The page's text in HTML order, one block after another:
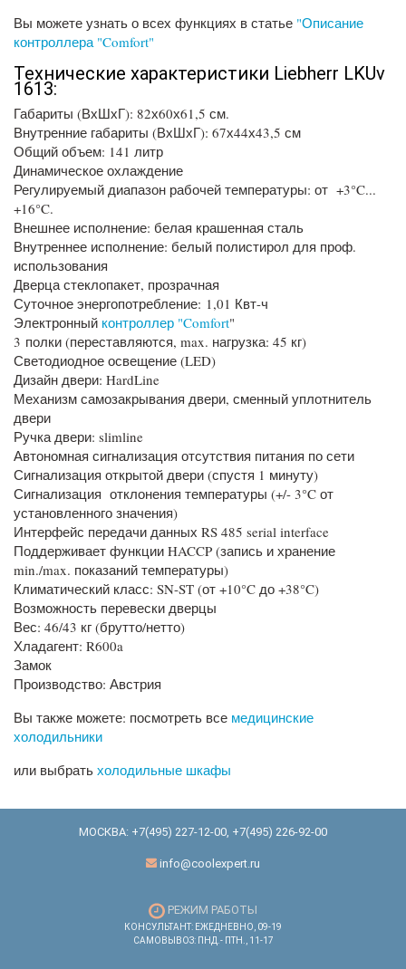
Вы можете узнать о всех функциях в статье "Описание
контроллера "Comfort"
Технические характеристики Liebherr LKUv
1613:
Габариты (ВхШхГ): 82х60х61,5 см.
Внутренние габариты (ВхШхГ): 67х44х43,5 см
Общий объем: 141 литр
Динамическое охлаждение
Регулируемый диапазон рабочей температуры: от +3°C...
+16°C.
Внешнее исполнение: белая крашенная сталь
Внутреннее исполнение: белый полистирол для проф.
использования
Дверца стеклопакет, прозрачная
Суточное энергопотребление: 1,01 Квт-ч
Электронный контроллер "Comfort"
3 полки (переставляются, max. нагрузка: 45 кг)
Светодиодное освещение (LED)
Дизайн двери: HardLine
Механизм самозакрывания двери, сменный уплотнитель
двери
Ручка двери: slimline
Автономная сигнализация отсутствия питания по сети
Сигнализация открытой двери (спустя 1 минуту)
Сигнализация отклонения температуры (+/- 3°C от
установленного значения)
Интерфейс передачи данных RS 485 serial interface
Поддерживает функции HACCP (запись и хранение
min./max. показаний температуры)
Климатический класс: SN-ST (от +10°C до +38°C)
Возможность перевески дверцы
Вес: 46/43 кг (брутто/нетто)
Хладагент: R600a
Замок
Производство: Австрия
Вы также можете: посмотреть все медицинские
холодильники
или выбрать холодильные шкафы
МОСКВА: +7(495) 227-12-00, +7(495) 226-92-00
info@coolexpert.ru
РЕЖИМ РАБОТЫ
КОНСУЛЬТАНТ: ЕЖЕДНЕВНО, 09-19
САМОВЫВОЗ: ПНД.- ПТН., 11-17